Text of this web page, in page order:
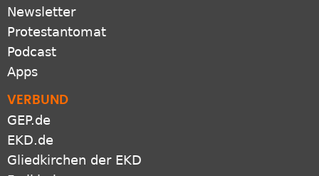
Newsletter
Protestantomat
Podcast
Apps
VERBUND
GEP.de
EKD.de
Gliedkirchen der EKD